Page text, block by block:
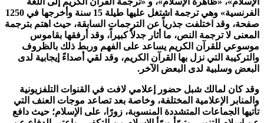
الفرنسية» وهي ترجمة اشتغل عليها طيلة 15 سنة وأخرجها في 1250
صفحة، وقد اختلفت جذرياً عن الترجمات السابقة، حيث اهتم بترجمة
المعنى لا ترجمة النص، ما أثار جدلاً كبيراً، وقد أرفقها بقاموس
موسوعي للقرآن الكريم يساعد على الفهم وربط ذلك بالظروف
والتركيبة التي نزل بها القرآن الكريم، وقد لقي أصداءً إيجابية لدى
البعض وسلبية لدى البعض الآخر.
وقد كان لمالك شبل حضور إعلامي لافت في القنوات التلفزيونية
والمنابر الإعلامية المختلفة، وخاصة بعد تصاعد موجات العنف التي
تأتيها الجماعات المتشددة المنسوبة، زورًا، على الإسلام؛ حيث دافع